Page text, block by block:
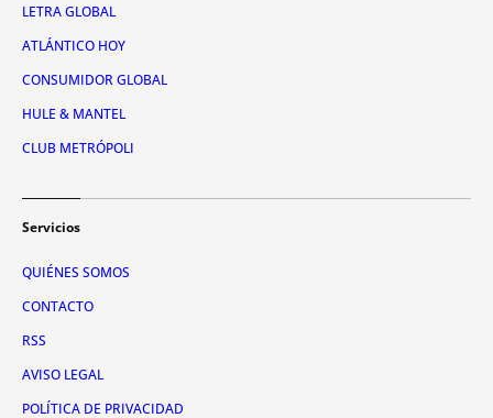
LETRA GLOBAL
ATLÁNTICO HOY
CONSUMIDOR GLOBAL
HULE & MANTEL
CLUB METRÓPOLI
Servicios
QUIÉNES SOMOS
CONTACTO
RSS
AVISO LEGAL
POLÍTICA DE PRIVACIDAD